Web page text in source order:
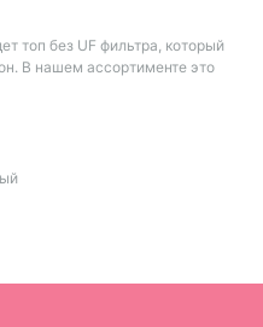
топ без UF фильтра, который
В нашем ассортименте это